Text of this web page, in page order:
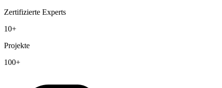
Zertifizierte Experts
10+
Projekte
100+